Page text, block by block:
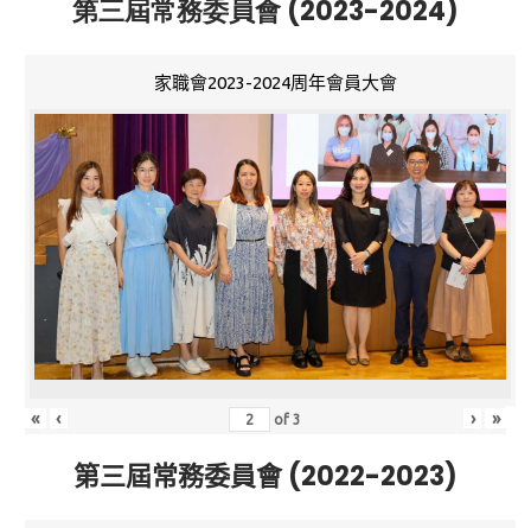
第三屆常務委員會 (2023-2024)
家職會2023-2024周年會員大會
« ‹ of3 › »
第三屆常務委員會 (2022-2023)